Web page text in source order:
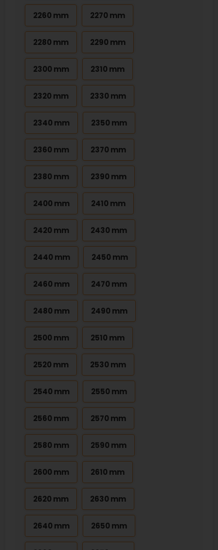
2260 mm 2270 mm
2280 mm 2290 mm
2300 mm 2310 mm
2320 mm 2330 mm
2340 mm 2350 mm
2360 mm 2370 mm
2380 mm 2390 mm
2400 mm 2410 mm
2420 mm 2430 mm
2440 mm 2450 mm
2460 mm 2470 mm
2480 mm 2490 mm
2500 mm 2510 mm
2520 mm 2530 mm
2540 mm 2550 mm
2560 mm 2570 mm
2580 mm 2590 mm
2600 mm 2610 mm
2620 mm 2630 mm
2640 mm 2650 mm